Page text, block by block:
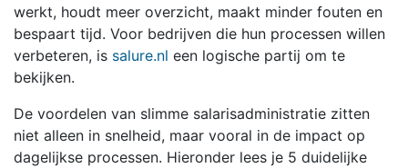
werkt, houdt meer overzicht, maakt minder fouten en
bespaart tijd. Voor bedrijven die hun processen willen
verbeteren, is salure.nl een logische partij om te
bekijken.
De voordelen van slimme salarisadministratie zitten
niet alleen in snelheid, maar vooral in de impact op
dagelijkse processen. Hieronder lees je 5 duidelijke